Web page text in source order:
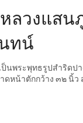
ลวงแสน
ทน์
ป็นพระพุทธรูปสำริดป
ดหน้าตักกว้าง ๓๒ นิ้ว